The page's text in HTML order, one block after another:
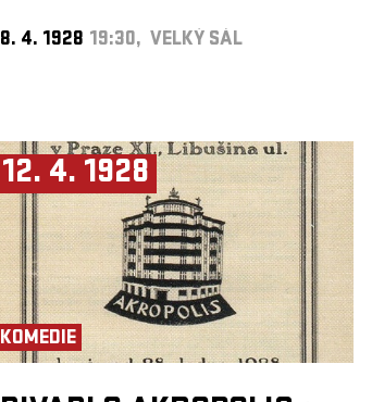
8. 4. 1928 19:30, VELKÝ SÁL
12. 4. 1928
KOMEDIE